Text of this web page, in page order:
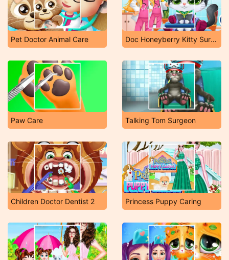
Pet Doctor Animal Care Doc Honeyberry Kitty Surgery
Paw Care Talking Tom Surgeon
Children Doctor Dentist 2 Princess Puppy Caring